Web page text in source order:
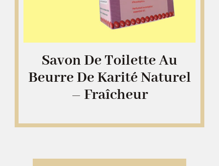
Savon De Toilette Au
Beurre De Karité Naturel
– Fraîcheur